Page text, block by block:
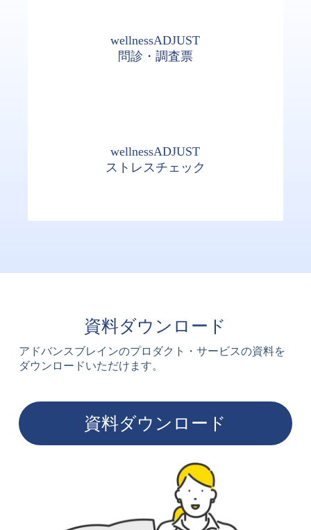
wellnessADJUST
問診・調査票
wellnessADJUST
ストレスチェック
資料ダウンロード
アドバンスブレインのプロダクト・サービスの資料を
ダウンロードいただけます。
資料ダウンロード